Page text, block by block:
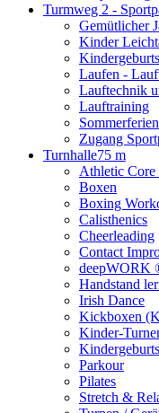
Turmweg 2 -
Gemütlicher
Kinder
Laufen -
Lauftechnik
Lauftraining
Zugang
Turnhalle75 m
Athletic Core
Boxen
Boxing
Calisthenics
Cheerleading
Contact
deepWORK
Handstand
Irish Dance
Kickboxen
Kinder-
Parkour
Pilates
Stretch &